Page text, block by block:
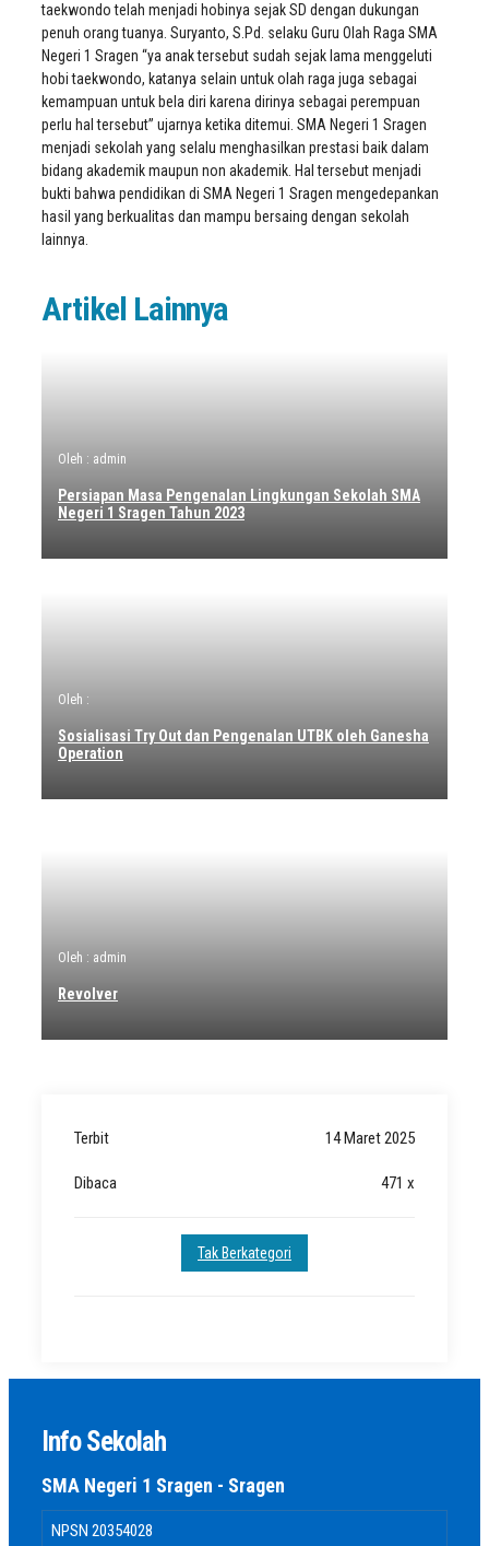
taekwondo telah menjadi hobinya sejak SD dengan dukungan
penuh orang tuanya. Suryanto, S.Pd. selaku Guru Olah Raga SMA
Negeri 1 Sragen “ya anak tersebut sudah sejak lama menggeluti
hobi taekwondo, katanya selain untuk olah raga juga sebagai
kemampuan untuk bela diri karena dirinya sebagai perempuan
perlu hal tersebut” ujarnya ketika ditemui. SMA Negeri 1 Sragen
menjadi sekolah yang selalu menghasilkan prestasi baik dalam
bidang akademik maupun non akademik. Hal tersebut menjadi
bukti bahwa pendidikan di SMA Negeri 1 Sragen mengedepankan
hasil yang berkualitas dan mampu bersaing dengan sekolah
lainnya.
Artikel Lainnya
Oleh : admin
Persiapan Masa Pengenalan Lingkungan Sekolah SMA
Negeri 1 Sragen Tahun 2023
Oleh :
Sosialisasi Try Out dan Pengenalan UTBK oleh Ganesha
Operation
Oleh : admin
Revolver
Terbit 14 Maret 2025
Dibaca 471 x
Tak Berkategori
Info Sekolah
SMA Negeri 1 Sragen - Sragen
NPSN 20354028